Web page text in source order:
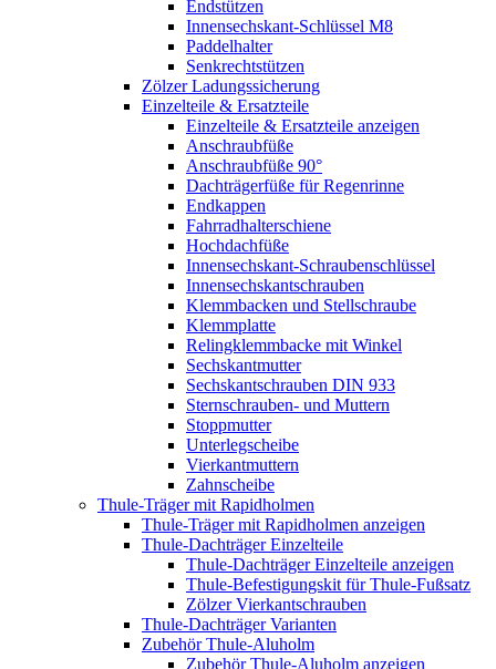
Endstützen
Innensechskant-Schlüssel M8
Paddelhalter
Senkrechtstützen
Zölzer Ladungssicherung
Einzelteile & Ersatzteile
Einzelteile & Ersatzteile anzeigen
Anschraubfüße
Anschraubfüße 90°
Dachträgerfüße für Regenrinne
Endkappen
Fahrradhalterschiene
Hochdachfüße
Innensechskant-Schraubenschlüssel
Innensechskantschrauben
Klemmbacken und Stellschraube
Klemmplatte
Relingklemmbacke mit Winkel
Sechskantmutter
Sechskantschrauben DIN 933
Sternschrauben- und Muttern
Stoppmutter
Unterlegscheibe
Vierkantmuttern
Zahnscheibe
Thule-Träger mit Rapidholmen
Thule-Träger mit Rapidholmen anzeigen
Thule-Dachträger Einzelteile
Thule-Dachträger Einzelteile anzeigen
Thule-Befestigungskit für Thule-Fußsatz
Zölzer Vierkantschrauben
Thule-Dachträger Varianten
Zubehör Thule-Aluholm
Zubehör Thule-Aluholm anzeigen